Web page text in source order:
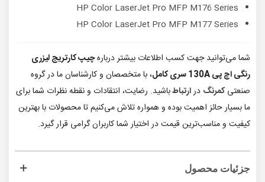
HP Color LaserJet Pro MFP M176 Series
HP Color LaserJet Pro MFP M177 Series
شما می‌توانید جهت کسب اطلاعات بیشتر دربارهچیپ کارتریج لیزری
رنگی اچ پی 130A سری کامل
، با متخصصان و کارشناسان ما در گروه
صنعتیکمرنگ درارتباطباشید. رضایت، انتقادات و نقطه نظرات شما برای
ما بسیار حائز اهمیت بوده و همواره تلاش می‌کنیم تا محصولات با بهترین
کیفیت و مناسب‌ترین قیمت در اختیار شما کاربران گرامی قرار گیرد.
جزئیات محصول